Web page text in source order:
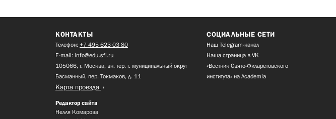
КОНТАКТЫ
Телефон: +7 495 623 03 80
E-mail: info@edu.sfi.ru
105066, г. Москва, вн. тер. г. муниципальный округ
Басманный, пер. Токмаков, д. 11
Карта проезда
Редактор сайта
Нелля Комарова
СОЦИАЛЬНЫЕ СЕТИ
Наш Telegram-канал
Наша страница в VK
«Вестник Свято-Филаретовского
института» на Academia